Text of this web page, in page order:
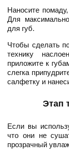
Наносите
Для
для губ.
Чтобы сделать
технику
приложите к
слегка
салфетку и
Этап
Если вы
что они не
прозрачный